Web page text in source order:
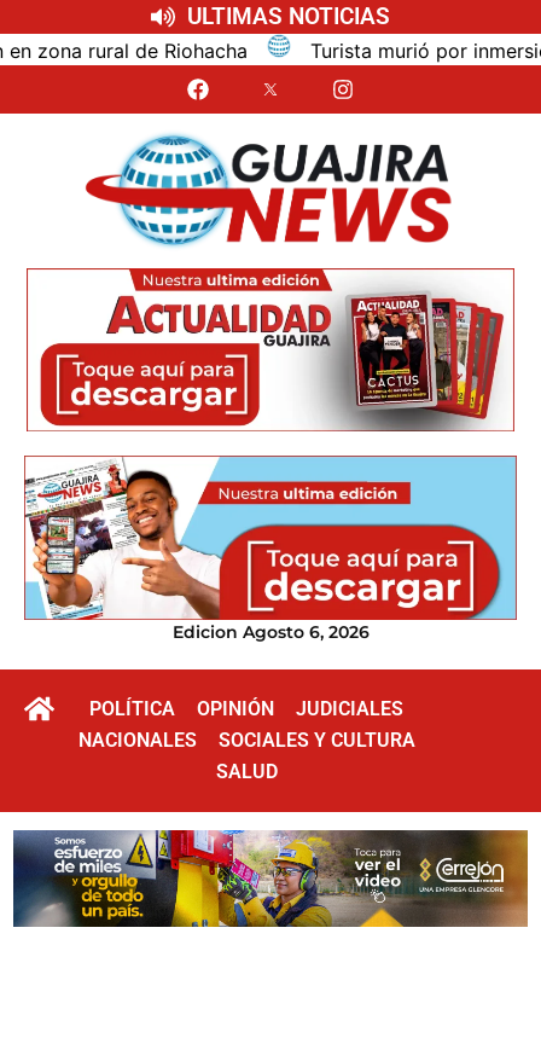
ULTIMAS NOTICIAS
rural de Riohacha Turista murió por inmersión
Edicion Agosto 6, 2026
POLÍTICA OPINIÓN
JUDICIALES
NACIONALES
SOCIALES Y CULTURA
SALUD